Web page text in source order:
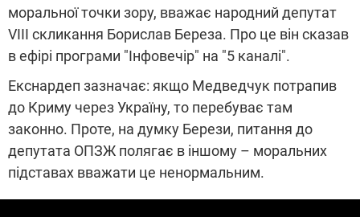
моральної точки зору, вважає народний депутат
VIII скликання Борислав Береза. Про це він сказав
в ефірі програми "Інфовечір" на "5 каналі".
Екснардеп зазначає: якщо Медведчук потрапив
до Криму через Україну, то перебуває там
законно. Проте, на думку Берези, питання до
депутата ОПЗЖ полягає в іншому – моральних
підставах вважати це ненормальним.